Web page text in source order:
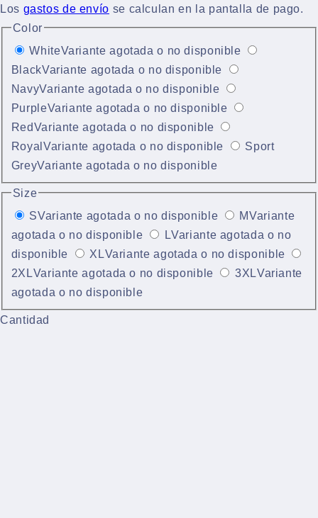
Los gastos de envío se calculan en la pantalla de pago.
Color
WhiteVariante agotada o no disponible
BlackVariante agotada o no disponible
NavyVariante agotada o no disponible
PurpleVariante agotada o no disponible
RedVariante agotada o no disponible
Royal Variante agotada o no disponible
Sport
GreyVariante agotada o no disponible
Size
SVariante agotada o no disponible MVariante
agotada o no disponible
LVariante agotada o no
disponible
XLVariante agotada o no disponible
2XLVariante agotada o no disponible 3XLVariante
agotada o no disponible
Cantidad